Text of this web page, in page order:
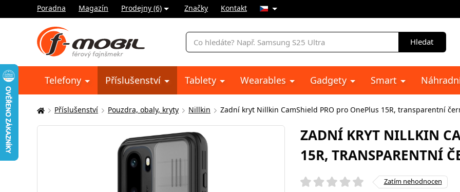
Poradna Magazín Prodejny (6) Značky Kontakt
Vyhledávání
Hledat
Telefony Příslušenství Tablety Wearables Gadgety Smart
Zde
se
Příslušenství Pouzdra, obaly, kryty Nillkin Zadní kryt Nillkin CamShield PRO pro OnePlus 15R, transparentní
ZADNÍ KRYT NILLKIN
15R, TRANSPARENTNÍ
Zatím nehodnocen